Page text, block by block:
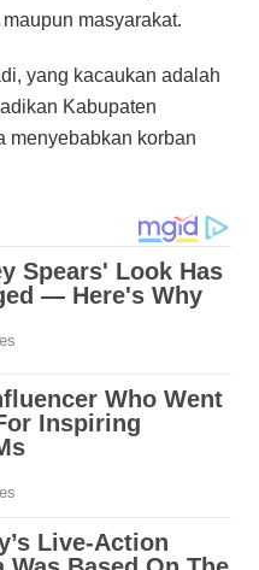
masyarakat.
yang kacaukan adalah
Kabupaten
menyebabkan korban